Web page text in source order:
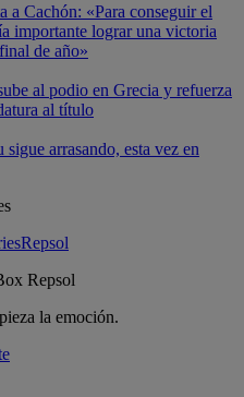
a Cachón: «Para conseguir el
importante lograr una victoria
de año»
al podio en Grecia y refuerza
al título
arrasando, esta vez en
Repsol
la emoción.